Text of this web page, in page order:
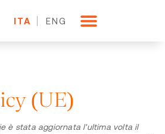
ITA ENG
(UE)
è stata aggiornata l'ultima volta il